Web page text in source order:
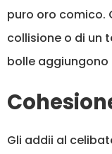
puro oro comico.
collisione o di un
bolle
Gli addii al